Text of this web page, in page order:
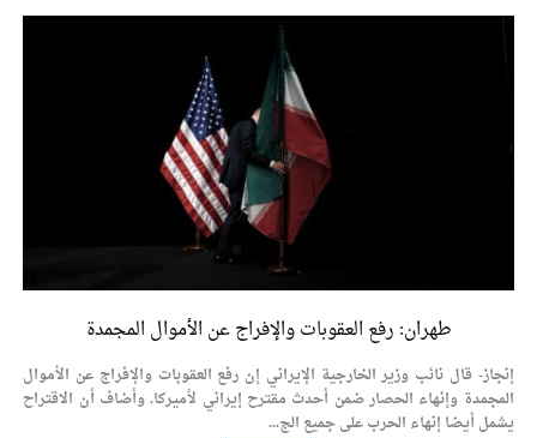
طهران: رفع العقوبات والإفراج عن الأموال المجمدة
إنجاز- قال نائب وزير الخارجية الإيراني إن رفع العقوبات والإفراج عن الأموال
المجمدة وإنهاء الحصار ضمن أحدث مقترح إيراني لأميركا. وأضاف أن الاقتراح
يشمل أيضا إنهاء الحرب على جميع الج...